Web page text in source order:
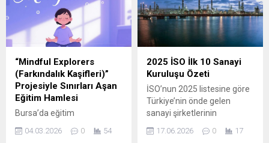
centilmenlik için mücadele
edecek. Gemlik İlçe Milli
Eğitim Müdürlüğü
koordinesinde ve Türkiye
Satranç Federasyonu.
İşbirliğiyle yapılan
Organizasyon, farklı yaş
gruplarını bir araya...
Aydın’ın yeni durağı Namık
Kemal Mahallesi oldu.
Başkan Aydın, yaptığı
konuşmada “Osmangazi ve
Bursa’mıza 7/24 hizmet
çabası içindeyiz” dedi.
Osmangazi İlçesi’ne daha
nitelikli hizmet sunabilmek
amacıyla mahalle
ziyaretlerini aralıksız
sürdüren Osmangazi
“Mindful Explorers
(Farkındalık Kaşifleri)”
Projesiyle Sınırları Aşan
Eğitim Hamlesi
Bursa’da eğitim
faaliyetlerini sürdüren Faik
Yılmazipek İlkokulu 2-B sınıfı
04.03.2026 0 54
2025 İSO İlk 10 Sanayi
Kuruluşu Özeti
İSO’nun 2025 listesine göre
Türkiye’nin önde gelen
sanayi şirketlerinin
üretimden satış
rakamlarında geçen yıla
17.06.2026 0 17